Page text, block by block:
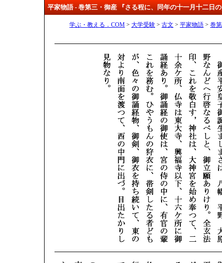
平家物語 - 巻第三・御産 『さる程に、同年の十一月十二日
学ぶ・教える．COM > 大学受験 > 古文 > 平家物語 > 巻